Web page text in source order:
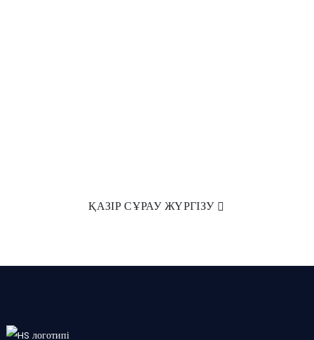
ҚАЗІР СҰРАУ ЖҮРГІЗУ